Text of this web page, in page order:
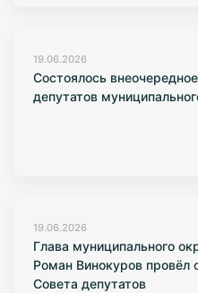
19.06.2026
Состоялось
депутатов
19.06.2026
Глава муниципального
Роман Винокуров провёл
Совета депутатов